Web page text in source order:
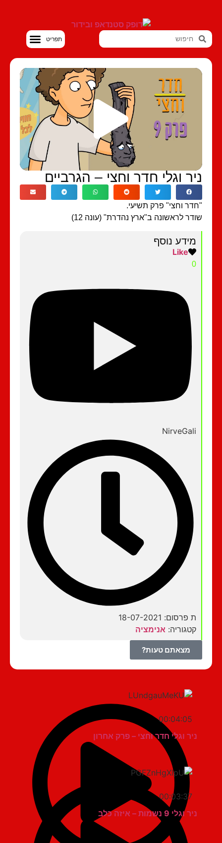
וגלי חדר וחצי – הגרביים
וחצי" פרק תשיעי.
לראשונה ב"ארץ נהדרת" (עונה 12)
מידע נוסף
NirveGali
ת פרסום: 18-07-2021
קטגוריה:אנימציה
מצאתם טעות?
00:04:05
ניר וגלי חדר וחצי – פרק אחרון
00:03:37
ניר וגלי 9 נשמות – איזה כלב